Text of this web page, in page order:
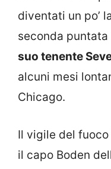
diventati un po’
seconda puntata
suo tenente
alcuni mesi
Chicago.
Il vigile del
il capo Boden